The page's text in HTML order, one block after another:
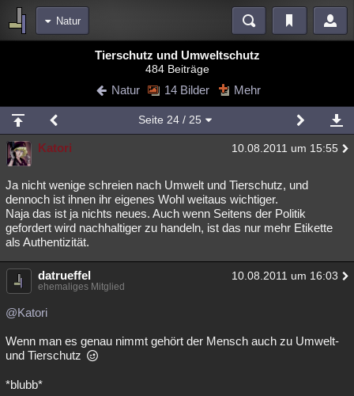
Natur
Blogs Videos
Chat Wiki Neuigkeiten
meine Rubriken
Menschen Mystery Kriminalfälle
Spiritualität Verschwörungen Technologie Ufologie
Natur Umfragen Unterhaltung
weitere Rubriken
Philosophie Träume Orte Esoterik Literatur
Astronomie Helpdesk
Übersichten
Tierschutz und Umweltschutz
484 Beiträge
Natur 14 Bilder Mehr
Seite 24/ 25
Katori 10.08.2011 um 15:55
Ja nicht wenige schreien nach Umwelt und Tierschutz, und
dennoch ist ihnen ihr eigenes Wohl weitaus wichtiger.
Naja das ist ja nichts neues. Auch wenn Seitens der Politik
gefordert wird nachhaltiger zu handeln, ist das nur mehr Etikette
als Authentizität.
datrueffel 10.08.2011 um 16:03
ehemaliges Mitglied
@Katori
Wenn man es genau nimmt gehört der Mensch auch zu Umwelt-
und Tierschutz
*blubb*